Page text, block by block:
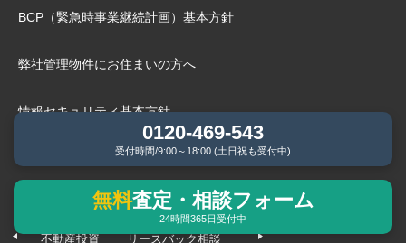
BCP（緊急時事業継続計画）基本⽅針
弊社管理物件にお住まいの⽅へ
情報セキュリティ基本方針
よくあるご相談内容
不動産投資 リースバック相談
0120-469-543
受付時間/9:00～18:00 (土日祝も受付中)
無料査定・相談フォーム
24時間365日受付中